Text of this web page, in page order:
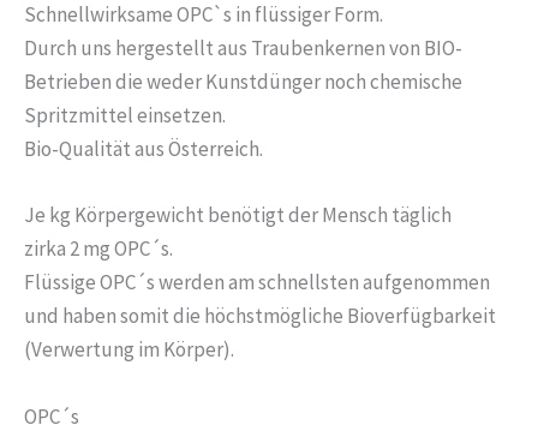
Schnellwirksame OPC`s in flüssiger Form.
Durch uns hergestellt aus Traubenkernen von BIO-
Betrieben die weder Kunstdünger noch chemische
Spritzmittel einsetzen.
Bio-Qualität aus Österreich.
Je kg Körpergewicht benötigt der Mensch täglich
zirka 2 mg OPC´s.
Flüssige OPC´s werden am schnellsten aufgenommen
und haben somit die höchstmögliche Bioverfügbarkeit
(Verwertung im Körper).
OPC´s